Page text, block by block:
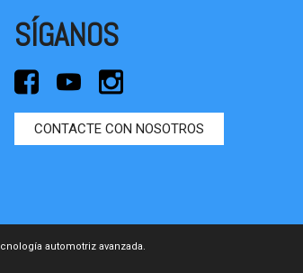
SÍGANOS
CONTACTE CON NOSOTROS
automotriz avanzada.